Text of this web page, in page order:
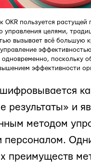
OKR пользуется
управления целями,
вызывает всё большую
поскольку
эффективности
результаты» и
методом
персоналом.
преимуществ